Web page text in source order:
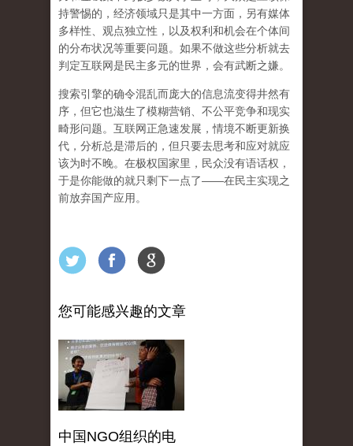
持警惕的，经济领域只是其中一方面，另有媒体
多样性、观点独立性，以及权利和机会在个体间
的分布状况等重要问题。 如果不做这些分析就去
判定互联网是民主多元的世界，会有武断之嫌。
搜索引擎的确令混乱而庞大的信息流变得井然有
序，但它也滋生了模糊营销、不公平竞争和现实
畸形问题。互联网正急速发展，情境不断更新换
代，分析总是滞后的，但只要去思考和应对就应
该为时不晚。在极权国家里，民众没有语话权，
于是你能做的就只剩下一点了——在民主实现之
前放弃国产应用 。
您可能感兴趣的文章
中国NGO组织的电